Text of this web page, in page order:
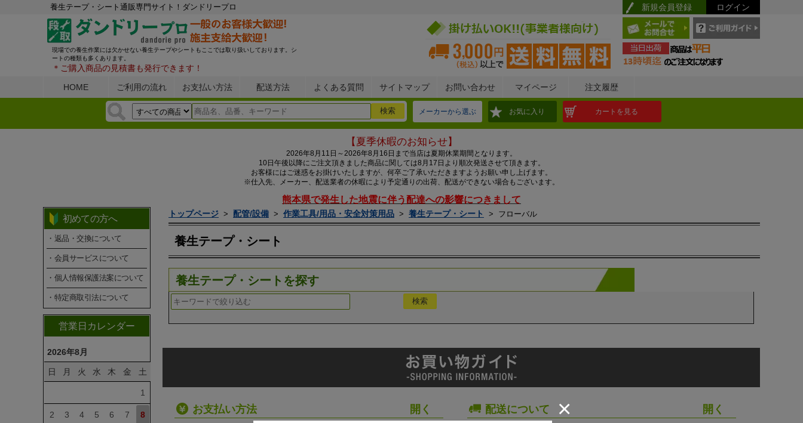
養生テープ・シート通販専門サイト！ダンドリープロ 新規会員登録 ログイン
現場での養生作業には欠かせない養生テープやシートもここでは取り扱いしております。シ
ートの種類も多くあります。
＊ご購入商品の見積書も発行できます！
HOME
ご利用の流れ お支払い方法 配送方法 よくある質問 サイトマップ お問い合わせ マイページ 注文履歴
メーカーから選ぶ お気に入り カートを見る
【夏季休暇のお知らせ】
2026年8月11日～2026年8月16日まで当店は夏期休業期間となります。
10日午後以降にご注文頂きました商品に関しては8月17日より順次発送させて頂きます。
お客様にはご迷惑をお掛けいたしますが、何卒ご了承いただきますようお願い申し上げます。
※仕入先、メーカー、配送業者の休暇により予定通りの出荷、配送ができない場合もございます。
熊本県で発生した地震に伴う配達への影響につきまして
初めての方へ
・返品・交換について
・会員サービスについて
・個人情報保護法案について
・特定商取引法について
営業日カレンダー
2026年8月
日 月 火 水 木 金 土
1
2 3 4 5 6 7 8
トップページ > 配管/設備 > 作業工具/用品・安全対策用品 > 養生テープ・シート > フローバル
養生テープ・シート
養生テープ・シートを探す
お支払い方法 配送について ×